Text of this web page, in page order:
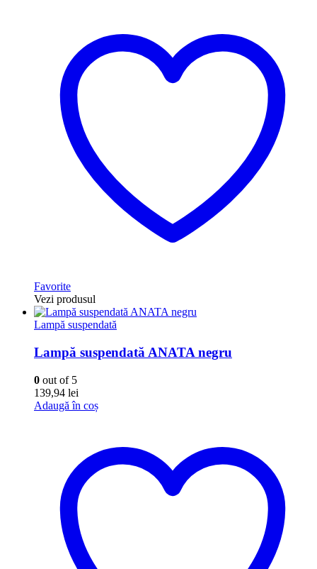
Favorite
Vezi produsul
Lampă suspendată
Lampă suspendată ANATA negru
0 out of 5
139,94 lei
Adaugă în coș